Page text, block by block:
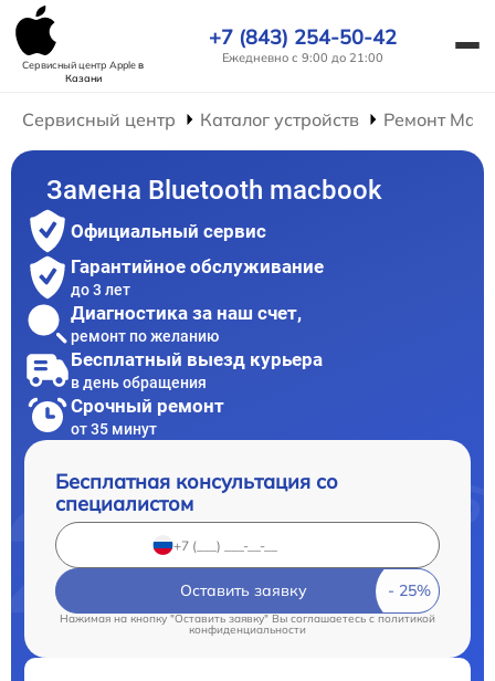
Сервисный центр Appleв
Казани
+7 (843) 254-50-42
Ежедневно с 9:00 до 21:00
Сервисный центр Каталог устройств Ремонт
Замена Bluetooth macbook
Официальный сервис
Гарантийное обслуживание
до 3 лет
Диагностика за наш счет,
ремонт по желанию
Бесплатный выезд курьера
в день обращения
Срочный ремонт
от 35 минут
Бесплатная консультация со
специалистом
Оставить заявку
Нажимая на кнопку "Оставить заявку" Вы соглашаетесь cполитикой
конфиденциальности